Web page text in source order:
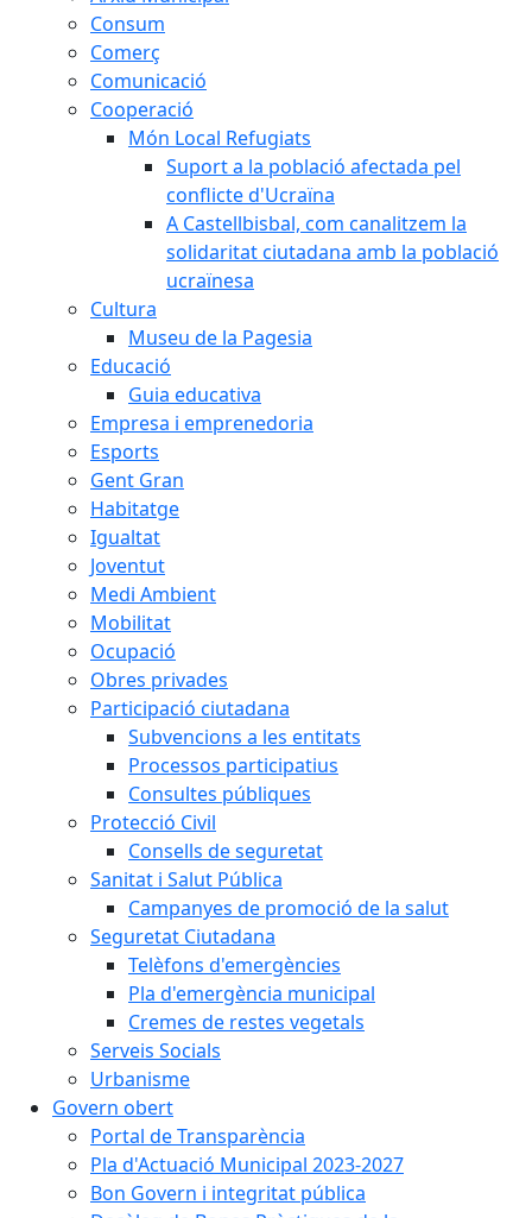
Consum
Comerç
Comunicació
Cooperació
Món Local Refugiats
Suport a la població afectada pel
conflicte d'Ucraïna
A Castellbisbal, com canalitzem la
solidaritat ciutadana amb la població
ucraïnesa
Cultura
Museu de la Pagesia
Educació
Guia educativa
Empresa i emprenedoria
Esports
Gent Gran
Habitatge
Igualtat
Joventut
Medi Ambient
Mobilitat
Ocupació
Obres privades
Participació ciutadana
Subvencions a les entitats
Processos participatius
Consultes públiques
Protecció Civil
Consells de seguretat
Sanitat i Salut Pública
Campanyes de promoció de la salut
Seguretat Ciutadana
Telèfons d'emergències
Pla d'emergència municipal
Cremes de restes vegetals
Serveis Socials
Urbanisme
Govern obert
Portal de Transparència
Pla d'Actuació Municipal 2023-2027
Bon Govern i integritat pública